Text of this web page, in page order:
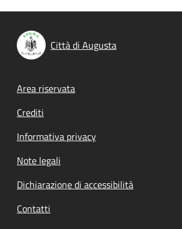
Città di Augusta
Footer menu
Area riservata
Crediti
Informativa privacy
Note legali
Dichiarazione di accessibilità
Contatti